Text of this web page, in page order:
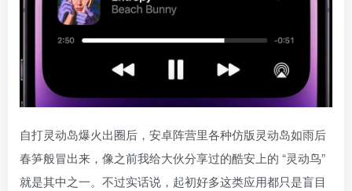
自打灵动岛爆火出圈后，安卓阵营里各种仿版灵动岛如雨后
春笋般冒出来，像之前我给大伙分享过的酷安上的 “灵动鸟”
就是其中之一。不过实话说，起初好多这类应用都只是盲目